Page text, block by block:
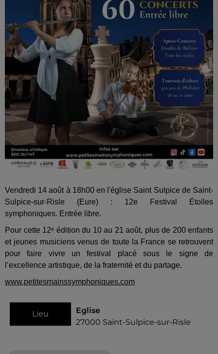
Vendredi 14 août à 18h00 en l'église Saint Sulpice de Saint-
Sulpice-sur-Risle (Eure) : 12e Festival Étoiles
symphoniques. Entrée libre.
Pour cette 12ᵉ édition du 10 au 21 août, plus de 200 enfants
et jeunes musiciens venus de toute la France se retrouvent
pour faire vivre un festival placé sous le signe de
l’excellence artistique, de la fraternité et du partage.
www.petitesmainssymphoniques.com
Lieu
Eglise
27000 Saint-Sulpice-sur-Risle